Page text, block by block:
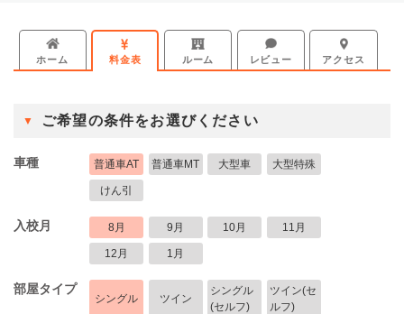
ホーム 料金表 ルーム レビュー アクセス
ご希望の条件をお選びください
車種 普通車AT 普通車MT 大型車 大型特殊
けん引
入校月 8月 9月 10月 11月
12月 1月
部屋タイプ
シングル ツイン
シングル
(セルフ)
ツイン(セ
ルフ)